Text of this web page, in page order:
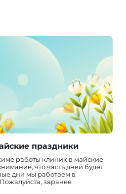
праздники
работы клиник в майские
что часть дней будет
дни мы работаем в
заранее